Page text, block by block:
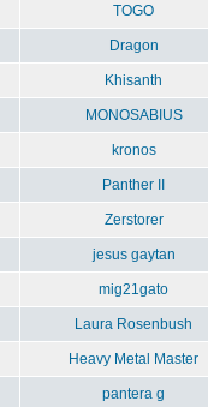
TOGO
Dragon
Khisanth
MONOSABIUS
kronos
Panther II
Zerstorer
jesus gaytan
mig21gato
Laura Rosenbush
Heavy Metal Master
pantera g